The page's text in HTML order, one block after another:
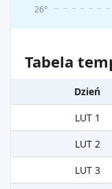
26°
Tabela
Dzień
LUT 1
LUT 2
LUT 3